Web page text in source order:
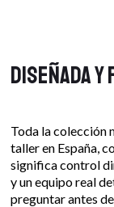
Diseñada
Toda la colección
taller en España,
significa control
y un equipo real
preguntar antes